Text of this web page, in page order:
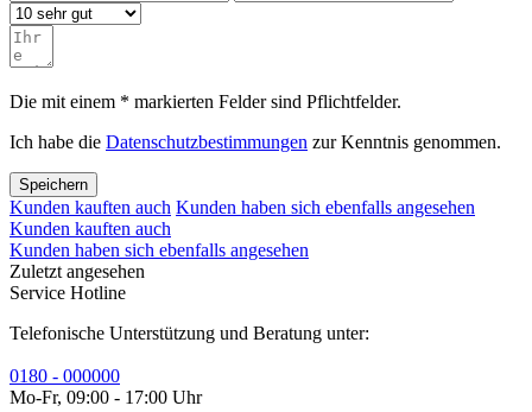
Die mit einem * markierten Felder sind Pflichtfelder.
Ich habe die Datenschutzbestimmungen zur Kenntnis genommen.
Speichern
Kunden kauften auch Kunden haben sich ebenfalls angesehen
Kunden kauften auch
Kunden haben sich ebenfalls angesehen
Zuletzt angesehen
Service Hotline
Telefonische Unterstützung und Beratung unter:
0180 - 000000
Mo-Fr, 09:00 - 17:00 Uhr